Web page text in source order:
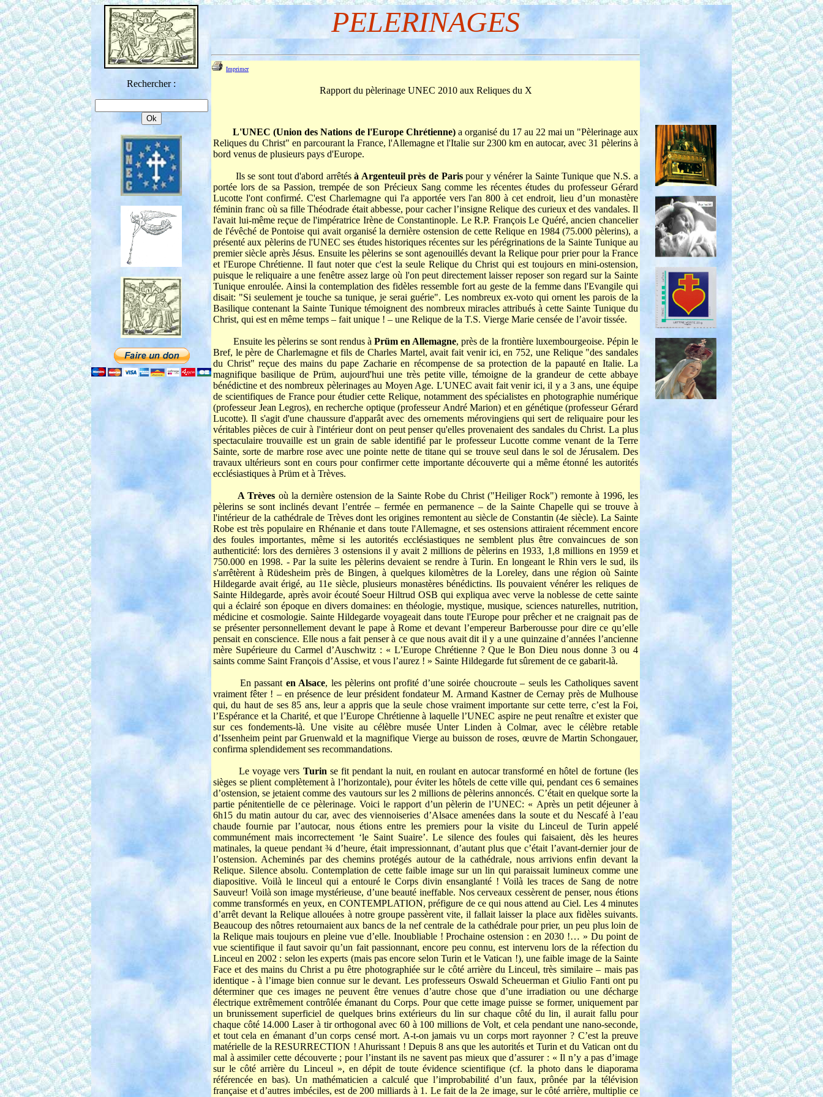
Rechercher :
PELERINAGES
Imprimer
Rapport du pèlerinage UNEC 2010 aux Reliques du X
L'UNEC (Union des Nations de l'Europe Chrétienne)a organisé du 17 au 22 mai un "Pèlerinage aux
Reliques du Christ" en parcourant la France, l'Allemagne et l'Italie sur 2300 km en autocar, avec 31 pèlerins à
bord venus de plusieurs pays d'Europe.
Ils se sont tout d'abord arrêtésà Argenteuil près de Parispour y vénérer la Sainte Tunique que N.S. a
portée lors de sa Passion, trempée de son Précieux Sang comme les récentes études du professeur Gérard
Lucotte l'ont confirmé. C'est Charlemagne qui l'a apportée vers l'an 800 à cet endroit, lieu d’un monastère
féminin franc où sa fille Théodrade était abbesse, pour cacher l’insigne Relique des curieux et des vandales. Il
l'avait lui-même reçue de l'impératrice Irène de Constantinople. Le R.P. François Le Quéré, ancien chancelier
de l'évêché de Pontoise qui avait organisé la dernière ostension de cette Relique en 1984 (75.000 pèlerins), a
présenté aux pèlerins de l'UNEC ses études historiques récentes sur les pérégrinations de la Sainte Tunique au
premier siècle après Jésus. Ensuite les pèlerins se sont agenouillés devant la Relique pour prier pour la France
et l'Europe Chrétienne. Il faut noter que c'est la seule Relique du Christ qui est toujours en mini-ostension,
puisque le reliquaire a une fenêtre assez large où l'on peut directement laisser reposer son regard sur la Sainte
Tunique enroulée. Ainsi la contemplation des fidèles ressemble fort au geste de la femme dans l'Evangile qui
disait: "Si seulement je touche sa tunique, je serai guérie". Les nombreux ex-voto qui ornent les parois de la
Basilique contenant la Sainte Tunique témoignent des nombreux miracles attribués à cette Sainte Tunique du
Christ, qui est en même temps – fait unique ! – une Relique de la T.S. Vierge Marie censée de l’avoir tissée.
Ensuite les pèlerins se sont rendus à Prüm en Allemagne, près de la frontière luxembourgeoise. Pépin le
Bref, le père de Charlemagne et fils de Charles Martel, avait fait venir ici, en 752, une Relique "des sandales
du Christ" reçue des mains du pape Zacharie en récompense de sa protection de la papauté en Italie. La
magnifique basilique de Prüm, aujourd'hui une très petite ville, témoigne de la grandeur de cette abbaye
bénédictine et des nombreux pèlerinages au Moyen Age. L'UNEC avait fait venir ici, il y a 3 ans, une équipe
de scientifiques de France pour étudier cette Relique, notamment des spécialistes en photographie numérique
(professeur Jean Legros), en recherche optique (professeur André Marion) et en génétique (professeur Gérard
Lucotte). Il s'agit d'une chaussure d'apparât avec des ornements mérovingiens qui sert de reliquaire pour les
véritables pièces de cuir à l'intérieur dont on peut penser qu'elles provenaient des sandales du Christ. La plus
spectaculaire trouvaille est un grain de sable identifié par le professeur Lucotte comme venant de la Terre
Sainte, sorte de marbre rose avec une pointe nette de titane qui se trouve seul dans le sol de Jérusalem. Des
travaux ultérieurs sont en cours pour confirmer cette importante découverte qui a même étonné les autorités
ecclésiastiques à Prüm et à Trèves.
A Trèves où la dernière ostension de la Sainte Robe du Christ ("Heiliger Rock") remonte à 1996, les
pèlerins se sont inclinés devant l’entrée – fermée en permanence – de la Sainte Chapelle qui se trouve à
l'intérieur de la cathédrale de Trèves dont les origines remontent au siècle de Constantin (4e siècle). La Sainte
Robe est très populaire en Rhénanie et dans toute l'Allemagne, et ses ostensions attiraient récemment encore
des foules importantes, même si les autorités ecclésiastiques ne semblent plus être convaincues de son
authenticité: lors des dernières 3 ostensions il y avait 2 millions de pèlerins en 1933, 1,8 millions en 1959 et
750.000 en 1998. - Par la suite les pèlerins devaient se rendre à Turin. En longeant le Rhin vers le sud, ils
s'arrêtèrent à Rüdesheim près de Bingen, à quelques kilomètres de la Loreley, dans une région où Sainte
Hildegarde avait érigé, au 11e siècle, plusieurs monastères bénédictins. Ils pouvaient vénérer les reliques de
Sainte Hildegarde, après avoir écouté Soeur Hiltrud OSB qui expliqua avec verve la noblesse de cette sainte
qui a éclairé son époque en divers domaines: en théologie, mystique, musique, sciences naturelles, nutrition,
médicine et cosmologie. Sainte Hildegarde voyageait dans toute l'Europe pour prêcher et ne craignait pas de
se présenter personnellement devant le pape à Rome et devant l’empereur Barberousse pour dire ce qu’elle
pensait en conscience. Elle nous a fait penser à ce que nous avait dit il y a une quinzaine d’années l’ancienne
mère Supérieure du Carmel d’Auschwitz : « L’Europe Chrétienne ? Que le Bon Dieu nous donne 3 ou 4
saints comme Saint François d’Assise, et vous l’aurez ! » Sainte Hildegarde fut sûrement de ce gabarit-là.
En passant en Alsace, les pèlerins ont profité d’une soirée choucroute – seuls les Catholiques savent
vraiment fêter ! – en présence de leur président fondateur M. Armand Kastner de Cernay près de Mulhouse
qui, du haut de ses 85 ans, leur a appris que la seule chose vraiment importante sur cette terre, c’est la Foi,
l’Espérance et la Charité, et que l’Europe Chrétienne à laquelle l’UNEC aspire ne peut renaître et exister que
sur ces fondements-là. Une visite au célèbre musée Unter Linden à Colmar, avec le célèbre retable
d’Issenheim peint par Gruenwald et la magnifique Vierge au buisson de roses, œuvre de Martin Schongauer,
confirma splendidement ses recommandations.
Le voyage vers Turin se fit pendant la nuit, en roulant en autocar transformé en hôtel de fortune (les
sièges se plient complètement à l’horizontale), pour éviter les hôtels de cette ville qui, pendant ces 6 semaines
d’ostension, se jetaient comme des vautours sur les 2 millions de pèlerins annoncés. C’était en quelque sorte la
partie pénitentielle de ce pèlerinage. Voici le rapport d’un pèlerin de l’UNEC: « Après un petit déjeuner à
6h15 du matin autour du car, avec des viennoiseries d’Alsace amenées dans la soute et du Nescafé à l’eau
chaude fournie par l’autocar, nous étions entre les premiers pour la visite du Linceul de Turin appelé
communément mais incorrectement ‘le Saint Suaire’. Le silence des foules qui faisaient, dès les heures
matinales, la queue pendant ¾ d’heure, était impressionnant, d’autant plus que c’était l’avant-dernier jour de
l’ostension. Acheminés par des chemins protégés autour de la cathédrale, nous arrivions enfin devant la
Relique. Silence absolu. Contemplation de cette faible image sur un lin qui paraissait lumineux comme une
diapositive. Voilà le linceul qui a entouré le Corps divin ensanglanté ! Voilà les traces de Sang de notre
Sauveur! Voilà son image mystérieuse, d’une beauté ineffable. Nos cerveaux cessèrent de penser, nous étions
comme transformés en yeux, en CONTEMPLATION, préfigure de ce qui nous attend au Ciel. Les 4 minutes
d’arrêt devant la Relique allouées à notre groupe passèrent vite, il fallait laisser la place aux fidèles suivants.
Beaucoup des nôtres retournaient aux bancs de la nef centrale de la cathédrale pour prier, un peu plus loin de
la Relique mais toujours en pleine vue d’elle. Inoubliable ! Prochaine ostension : en 2030 !… » Du point de
vue scientifique il faut savoir qu’un fait passionnant, encore peu connu, est intervenu lors de la réfection du
Linceul en 2002 : selon les experts (mais pas encore selon Turin et le Vatican !), une faible image de la Sainte
Face et des mains du Christ a pu être photographiée sur le côté arrière du Linceul, très similaire – mais pas
identique - à l’image bien connue sur le devant. Les professeurs Oswald Scheuerman et Giulio Fanti ont pu
déterminer que ces images ne peuvent être venues d’autre chose que d’une irradiation ou une décharge
électrique extrêmement contrôlée émanant du Corps. Pour que cette image puisse se former, uniquement par
un brunissement superficiel de quelques brins extérieurs du lin sur chaque côté du lin, il aurait fallu pour
chaque côté 14.000 Laser à tir orthogonal avec 60 à 100 millions de Volt, et cela pendant une nano-seconde,
et tout cela en émanant d’un corps censé mort. A-t-on jamais vu un corps mort rayonner ? C’est la preuve
matérielle de la RESURRECTION ! Ahurissant ! Depuis 8 ans que les autorités et Turin et du Vatican ont du
mal à assimiler cette découverte ; pour l’instant ils ne savent pas mieux que d’assurer : « Il n’y a pas d’image
sur le côté arrière du Linceul », en dépit de toute évidence scientifique (cf. la photo dans le diaporama
référencée en bas). Un mathématicien a calculé que l’improbabilité d’un faux, prônée par la télévision
française et d’autres imbéciles, est de 200 milliards à 1. Le fait de la 2e image, sur le côté arrière, multiplie ce